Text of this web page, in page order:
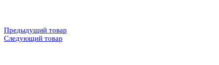
Предыдущий товар
Следующий товар